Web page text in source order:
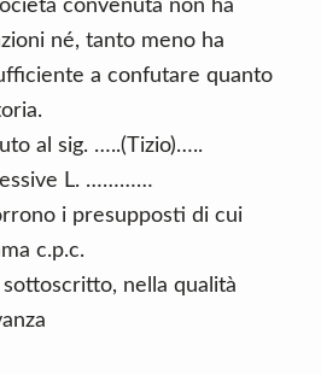
convenuta non ha
né, tanto meno ha
a confutare quanto
al sig. …..(Tizio)…..
L. …………
i presupposti di cui
c.p.c.
nella qualità